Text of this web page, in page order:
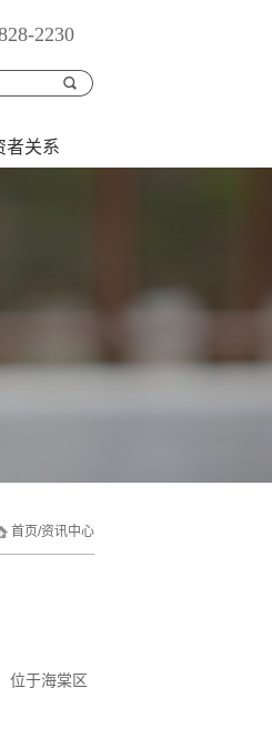
2230
者关系
首页/资讯中心
位于海棠区